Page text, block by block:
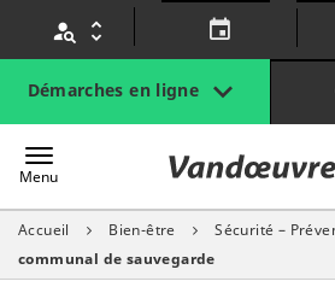
Gestion des traceurs
Démarches en ligne
Menu Vandœuvre.fr
Accueil Bien-être Sécurité –
communal de sauvegarde